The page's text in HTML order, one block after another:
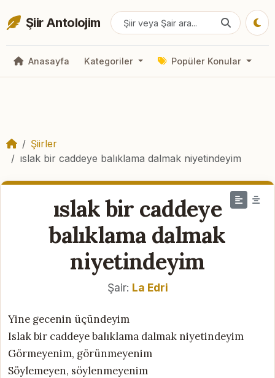
Şiir Antolojim
Anasayfa Kategoriler Popüler Konular
Şiirler
ıslak bir caddeye balıklama dalmak niyetindeyim
ıslak bir caddeye
balıklama dalmak
niyetindeyim
Şair: La Edri
Yine gecenin üçündeyim
Islak bir caddeye balıklama dalmak niyetindeyim
Görmeyenim, görünmeyenim
Söylemeyen, söylenmeyenim